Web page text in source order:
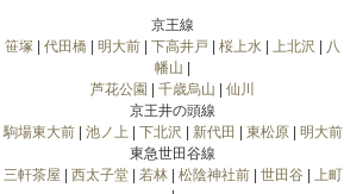
京王線
笹塚
代田橋 明大前 下高井戸 桜上水 上北沢
八
幡山
芦花公園
千歳烏山
仙川
京王井の頭線
駒場東大前| 池ノ上 下北沢 新代田 東松原| 明大前
東急世田谷線
三軒茶屋
西太子堂| 若林| 松陰神社前| 世田谷
上町